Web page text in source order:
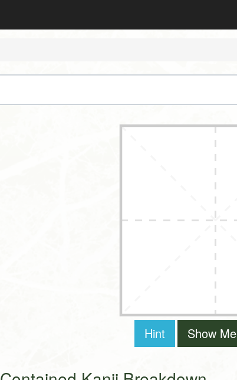
Hint Show Me